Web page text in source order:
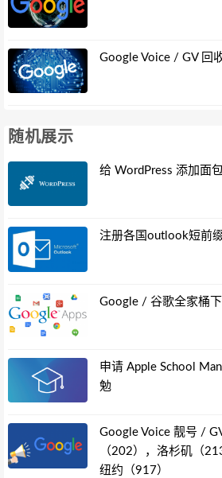
Google Voice / GV 回
随机展示
给 WordPress 添加面
注册各国outlook短前
Google / 谷歌全家桶
申请 Apple School
勉
Google Voice 靓号 /
（202），洛杉矶（
纽约（917）